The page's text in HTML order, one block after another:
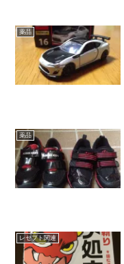
薬品
薬品
レセプト関連